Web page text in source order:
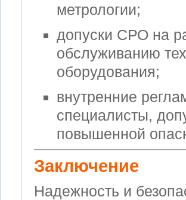
метрологии;
допуски СРО на
обслуживанию
оборудования;
внутренние
специалисты,
повышенной
Заключение
Надежность и